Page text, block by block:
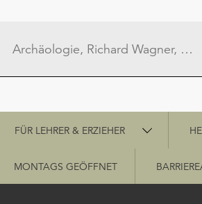
Schnellzugriff
FÜR LEHRER & ERZIEHER
MONTAGS GEÖFFNET